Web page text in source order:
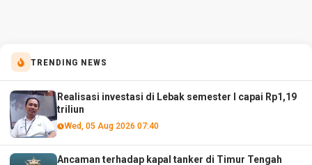
TRENDING NEWS
Realisasi investasi di Lebak semester I capai Rp1,19
triliun
Wed, 05 Aug 2026 07:40
Ancaman terhadap kapal tanker di Timur Tengah